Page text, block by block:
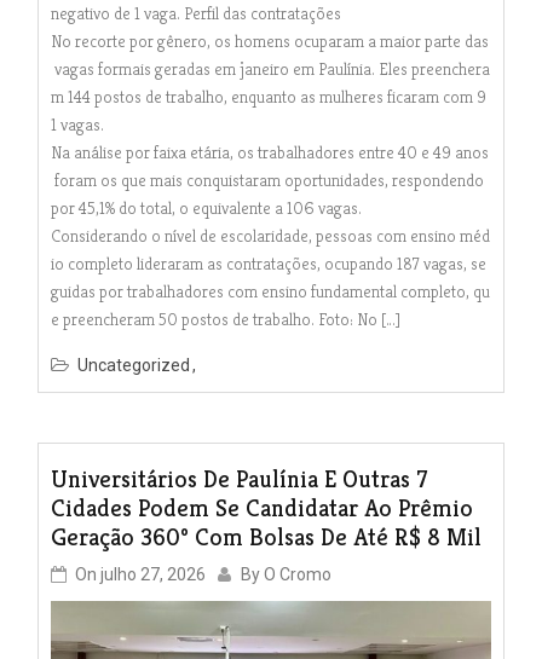
negativo de 1 vaga. Perfil das contratações
No recorte por gênero, os homens ocuparam a maior parte das
vagas formais geradas em janeiro em Paulínia. Eles preenchera
m 144 postos de trabalho, enquanto as mulheres ficaram com 9
1 vagas.
Na análise por faixa etária, os trabalhadores entre 40 e 49 anos
foram os que mais conquistaram oportunidades, respondendo
por 45,1% do total, o equivalente a 106 vagas.
Considerando o nível de escolaridade, pessoas com ensino méd
io completo lideraram as contratações, ocupando 187 vagas, se
guidas por trabalhadores com ensino fundamental completo, qu
e preencheram 50 postos de trabalho. Foto: No […]
Uncategorized
Universitários De Paulínia E Outras 7
Cidades Podem Se Candidatar Ao Prêmio
Geração 360º Com Bolsas De Até R$ 8 Mil
On julho 27, 2026 ByO Cromo